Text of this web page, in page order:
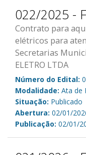
022/2025 -
Contrato para
elétricos para
Secretarias
ELETRO LTDA
Número do Edital:
Modalidade: Ata de
Situação: Publicado
Abertura: 02/01/
Publicação: 02/01/